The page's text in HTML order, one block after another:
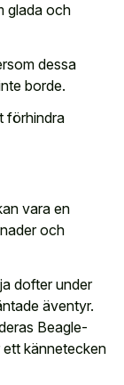
glada och
dessa
borde.
förhindra
vara en
och
dofter under
äventyr.
Beagle-
kännetecken